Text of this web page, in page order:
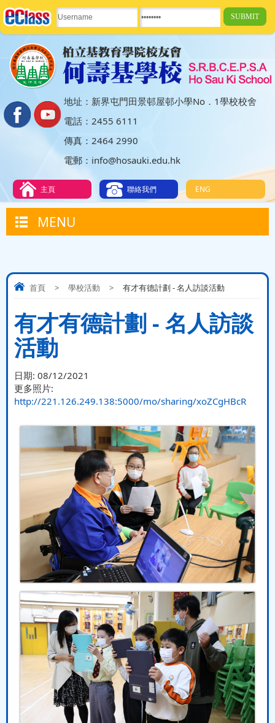
地址：新界屯門田景邨屋邨小學No．1學校校舍
電話：2455 6111
傳真：2464 2990
電郵：info@hosauki.edu.hk
ENG
聯絡我們
主頁
MENU
首頁 > 學校活動 > 有才有德計劃 - 名人訪談活動
有才有德計劃 - 名人訪談
活動
日期: 08/12/2021
更多照片:
http://221.126.249.138:5000/mo/sharing/xoZCgHBcR